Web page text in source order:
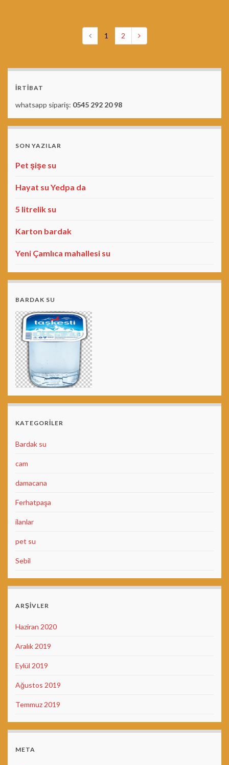
1 2
İRTİBAT
whatsapp sipariş: 0545 292 20 98
SON YAZILAR
Pet şişe su
Hayat su Yedpa da
5 litrelik su
Karton bardak
Yeni Çamlıca mahallesi su
BARDAK SU
KATEGORILER
Bardak su
cam
damacana
Ferhatpaşa
ilanlar
pet su
Sebil
ARŞIVLER
Haziran 2020
Aralık 2019
Eylül 2019
Ağustos 2019
Temmuz 2019
META